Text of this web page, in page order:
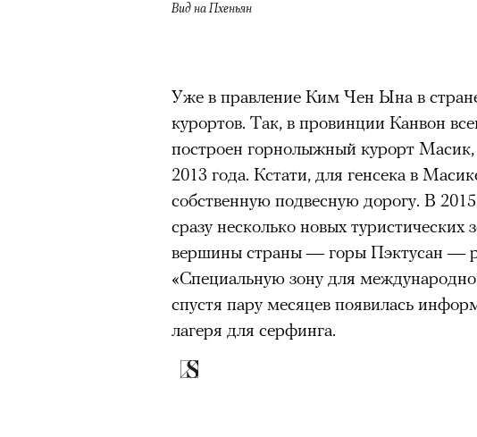
Вид на Пхеньян
Уже в правление Ким Чен Ына в
курортов. Так, в провинции Канвон
построен горнолыжный курорт
2013 года. Кстати, для генсека в
собственную подвесную дорогу. В
сразу несколько новых
вершины страны — горы Пэктусан —
«Специальную зону для
спустя пару месяцев появилась
лагеря для серфинга.